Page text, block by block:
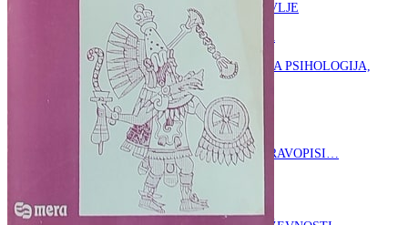
LJEKOVITO BILJE I ZDRAVLJE
MITOLOGIJA
POVIJEST I PUBLICISTIKA
PRIRODNE ZNANOSTI
PSIHOLOGIJA, POPULARNA PSIHOLOGIJA,
ALTERNATIVA
RAZNO
RELIGIJA
OD RJEČNIKA
DO ZEMLJOVIDA
RJEČNICI, GRAMATIKE, PRAVOPISI…
ŠAH
SPORT
STRIPOVI
TEHNIČKE ZNANOSTI